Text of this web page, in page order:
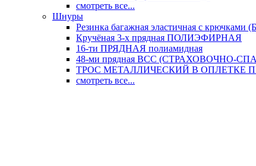
смотреть все...
Шнуры
Резинка багажная эластичная с крючками
Кручёная 3-х прядная ПОЛИЭФИРНАЯ
16-ти ПРЯДНАЯ полиамидная
48-ми прядная ВСС (СТРАХОВОЧНО-
ТРОС МЕТАЛЛИЧЕСКИЙ В ОПЛЕТКЕ
смотреть все...